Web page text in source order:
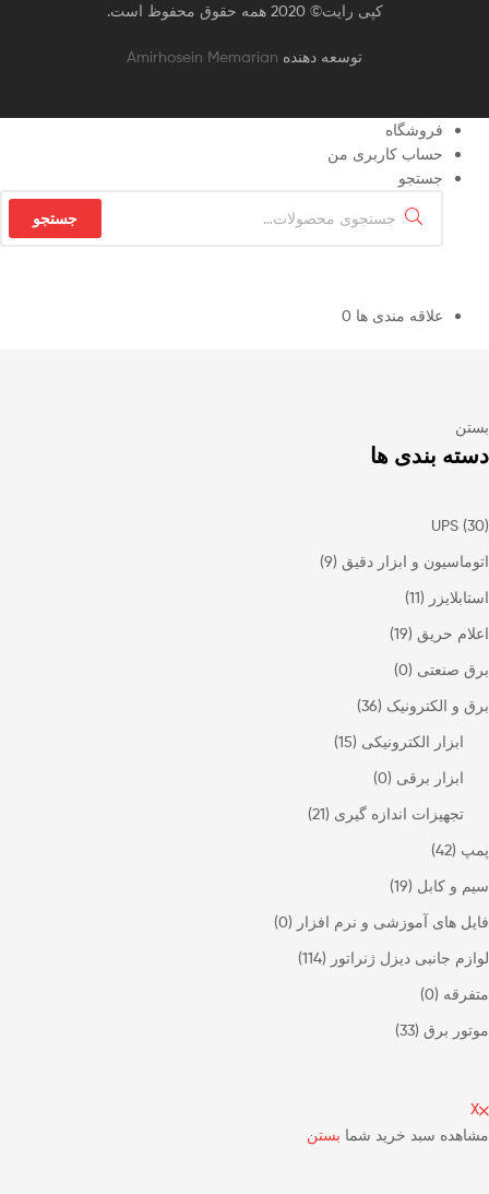
کپی رایت© 2020 همه حقوق محفوظ است.
توسعه دهنده Amirhosein Memarian
فروشگاه
حساب کاربری من
جستجو
جستجو
علاقه مندی ها 0
بستن
دسته بندی ها
UPS (30)
اتوماسیون و ابزار دقیق (9)
استابلایزر (11)
اعلام حریق (19)
برق صنعتی (0)
برق و الکترونیک (36)
ابزار الکترونیکی (15)
ابزار برقی (0)
تجهیزات اندازه گیری (21)
پمپ (42)
سیم و کابل (19)
فایل های آموزشی و نرم افزار (0)
لوازم جانبی دیزل ژنراتور (114)
متفرقه (0)
موتور برق (33)
X
مشاهده سبد خرید شما بستن